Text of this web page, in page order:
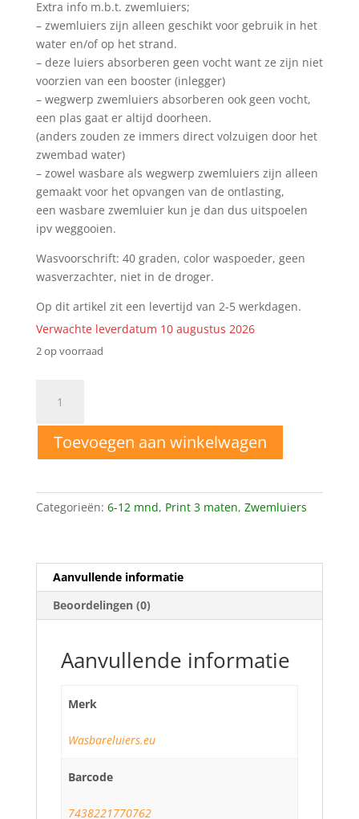
Extra info m.b.t. zwemluiers;
– zwemluiers zijn alleen geschikt voor gebruik in het
water en/of op het strand.
– deze luiers absorberen geen vocht want ze zijn niet
voorzien van een booster (inlegger)
– wegwerp zwemluiers absorberen ook geen vocht,
een plas gaat er altijd doorheen.
(anders zouden ze immers direct volzuigen door het
zwembad water)
– zowel wasbare als wegwerp zwemluiers zijn alleen
gemaakt voor het opvangen van de ontlasting,
een wasbare zwemluier kun je dan dus uitspoelen
ipv weggooien.
Wasvoorschrift: 40 graden, color waspoeder, geen
wasverzachter, niet in de droger.
Op dit artikel zit een levertijd van 2-5 werkdagen.
Verwachte leverdatum 10 augustus 2026
2 op voorraad
mnd
Wasbare
zwemluier
Toevoegen aan winkelwagen
Categorieën: 6-12 mnd, Print 3 maten, Zwemluiers
Aanvullende informatie
Beoordelingen (0)
Aanvullende informatie
Merk
Wasbareluiers.eu
Barcode
7438221770762